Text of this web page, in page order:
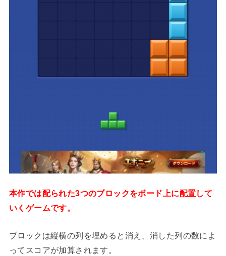
本作では配られた3つのブロックをボード上に配置して
いくゲームです。
ブロックは縦横の列を埋めると消え、消した列の数によ
ってスコアが加算されます。